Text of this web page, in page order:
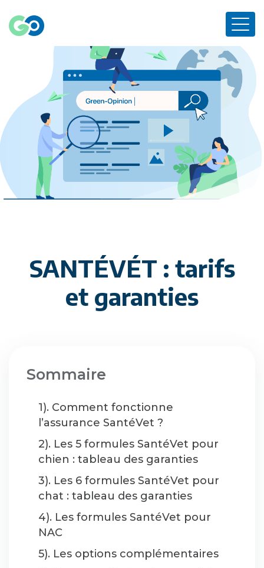
SANTÉVÉT : tarifs
et garanties
Sommaire
1). Comment fonctionne
l’assurance SantéVet ?
2). Les 5 formules SantéVet pour
chien : tableau des garanties
3). Les 6 formules SantéVet pour
chat : tableau des garanties
4). Les formules SantéVet pour
NAC
5). Les options complémentaires